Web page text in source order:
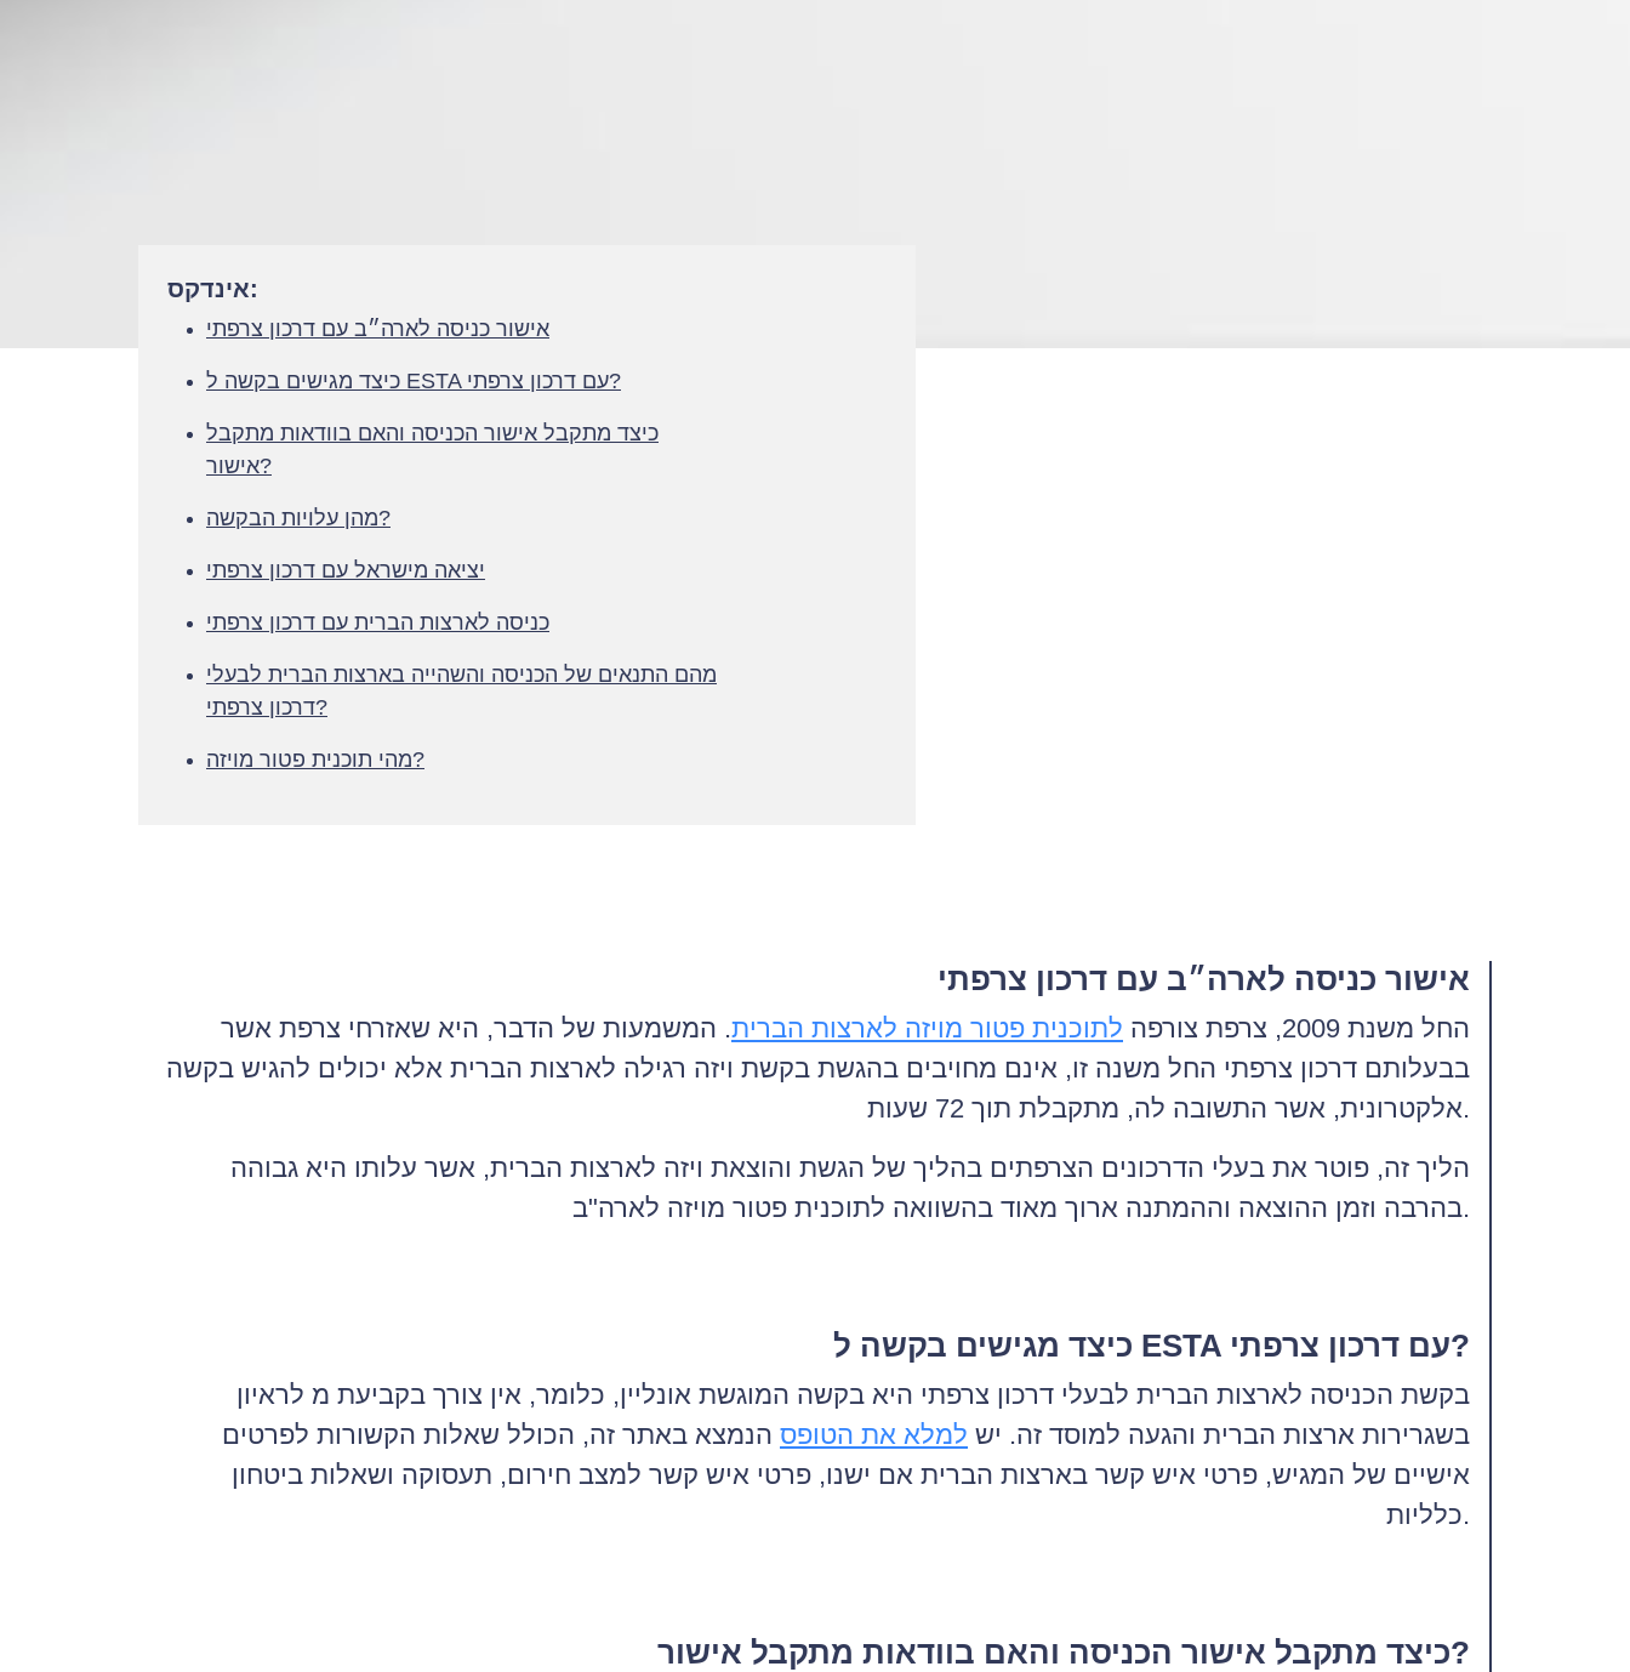
אינדקס:
אישור כניסה לארה״ב עם דרכון צרפתי
כיצד מגישים בקשה ל ESTA עם דרכון צרפתי?
כיצד מתקבל אישור הכניסה והאם בוודאות מתקבל
אישור?
מהן עלויות הבקשה?
יציאה מישראל עם דרכון צרפתי
כניסה לארצות הברית עם דרכון צרפתי
מהם התנאים של הכניסה והשהייה בארצות הברית לבעלי
דרכון צרפתי?
מהי תוכנית פטור מויזה?
אישור כניסה לארה״ב עם דרכון צרפתי
החל משנת 2009, צרפת צורפה לתוכנית פטור מויזה לארצות הברית. המשמעות של הדבר, היא שאזרחי צרפת אשר
בבעלותם דרכון צרפתי החל משנה זו, אינם מחויבים בהגשת בקשת ויזה רגילה לארצות הברית אלא יכולים להגיש בקשה
אלקטרונית, אשר התשובה לה, מתקבלת תוך 72 שעות.
הליך זה, פוטר את בעלי הדרכונים הצרפתים בהליך של הגשת והוצאת ויזה לארצות הברית, אשר עלותו היא גבוהה
בהרבה וזמן ההוצאה וההמתנה ארוך מאוד בהשוואה לתוכנית פטור מויזה לארה"ב.
כיצד מגישים בקשה ל ESTA עם דרכון צרפתי?
בקשת הכניסה לארצות הברית לבעלי דרכון צרפתי היא בקשה המוגשת אונליין, כלומר, אין צורך בקביעת מ לראיון
בשגרירות ארצות הברית והגעה למוסד זה. יש למלא את הטופס הנמצא באתר זה, הכולל שאלות הקשורות לפרטים
אישיים של המגיש, פרטי איש קשר בארצות הברית אם ישנו, פרטי איש קשר למצב חירום, תעסוקה ושאלות ביטחון
כלליות.
כיצד מתקבל אישור הכניסה והאם בוודאות מתקבל אישור?